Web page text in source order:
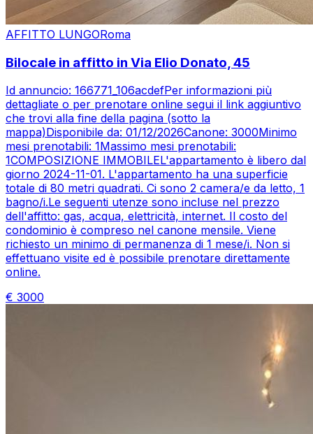
AFFITTO LUNGORoma
Bilocale in affitto in Via Elio Donato, 45
Id annuncio: 166771_106acdefPer informazioni più
dettagliate o per prenotare online segui il link aggiuntivo
che trovi alla fine della pagina (sotto la
mappa)Disponibile da: 01/12/2026Canone: 3000Minimo
mesi prenotabili: 1Massimo mesi prenotabili:
1COMPOSIZIONE IMMOBILEL'appartamento è libero dal
giorno 2024-11-01. L'appartamento ha una superficie
totale di 80 metri quadrati. Ci sono 2 camera/e da letto, 1
bagno/i.Le seguenti utenze sono incluse nel prezzo
dell'affitto: gas, acqua, elettricità, internet. Il costo del
condominio è compreso nel canone mensile. Viene
richiesto un minimo di permanenza di 1 mese/i. Non si
effettuano visite ed è possibile prenotare direttamente
online.
€ 3000